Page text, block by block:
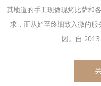
其地道的手工现做现烤比萨和
求，而从始至终细致入微的
因。自